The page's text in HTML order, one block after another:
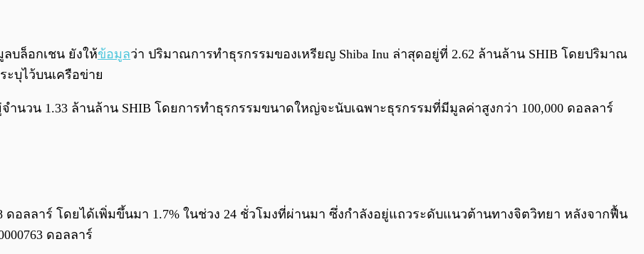
บล็อกเชน ยังให้ข้อมูลว่า ปริมาณการทำธุรกรรมของเหรียญ Shiba Inu ล่าสุดอยู่ที่ 2.62 ล้านล้าน SHIB โดยปริมาณ
บุไว้บนเครือข่าย
นวน 1.33 ล้านล้าน SHIB โดยการทำธุรกรรมขนาดใหญ่จะนับเฉพาะธุรกรรมที่มีมูลค่าสูงกว่า 100,000 ดอลลาร์
ดอลลาร์ โดยได้เพิ่มขึ้นมา 1.7% ในช่วง 24 ชั่วโมงที่ผ่านมา ซึ่งกำลังอยู่แถวระดับแนวต้านทางจิตวิทยา หลังจากฟื้น
ดอลลาร์